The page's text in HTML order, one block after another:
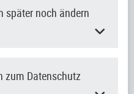
später noch ändern
zum Datenschutz